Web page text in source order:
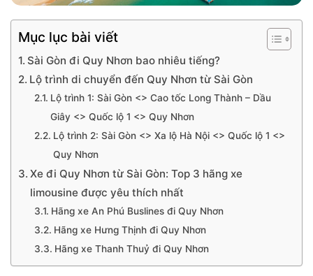
Mục lục bài viết
Sài Gòn đi Quy Nhơn bao nhiêu tiếng?
Lộ trình di chuyển đến Quy Nhơn từ Sài Gòn
Lộ trình 1: Sài Gòn <> Cao tốc Long Thành – Dầu
Giây <> Quốc lộ 1 <> Quy Nhơn
Lộ trình 2: Sài Gòn <> Xa lộ Hà Nội <> Quốc lộ 1 <>
Quy Nhơn
Xe đi Quy Nhơn từ Sài Gòn: Top 3 hãng xe
limousine được yêu thích nhất
Hãng xe An Phú Buslines đi Quy Nhơn
Hãng xe Hưng Thịnh đi Quy Nhơn
Hãng xe Thanh Thuỷ đi Quy Nhơn